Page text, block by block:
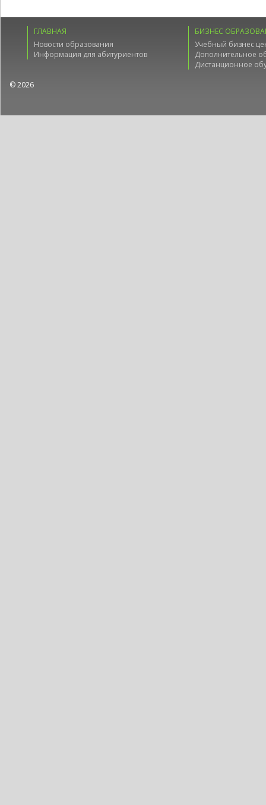
ГЛАВНАЯ
Новости образования
Информация для абитуриентов
БИЗНЕС
Учебный бизнес
Дополнительное
Дистанционное
© 2026